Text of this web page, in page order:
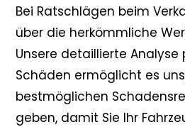
Bei Ratschlägen beim
über die herkömmliche
Unsere detaillierte Analyse
Schäden ermöglicht es
bestmöglichen
geben, damit Sie Ihr